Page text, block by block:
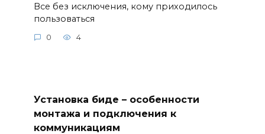
Все без исключения, кому приходилось
пользоваться
0 4
Установка биде – особенности
монтажа и подключения к
коммуникациям